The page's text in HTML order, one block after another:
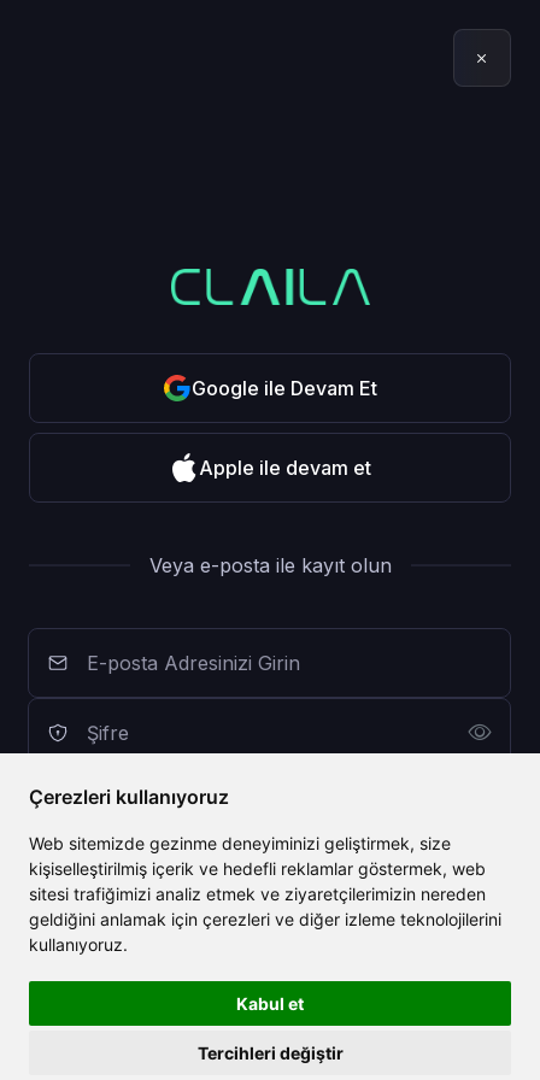
Çerezleri kullanıyoruz
Web sitemizde gezinme deneyiminizi geliştirmek, size
kişiselleştirilmiş içerik ve hedefli reklamlar göstermek, web
sitesi trafiğimizi analiz etmek ve ziyaretçilerimizin nereden
geldiğini anlamak için çerezleri ve diğer izleme teknolojilerini
kullanıyoruz.
Kabul et
Tercihleri değiştir
Google ile Devam Et
Apple ile devam et
Veya e-posta ile kayıt olun
Hesap oluştur
Zaten bir hesabınız var mı?Giriş Yap